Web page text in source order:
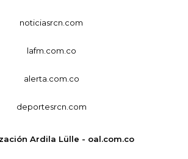
noticiasrcn.com
lafm.com.co
alerta.com.co
deportesrcn.com
Ardila Lülle - oal.com.co